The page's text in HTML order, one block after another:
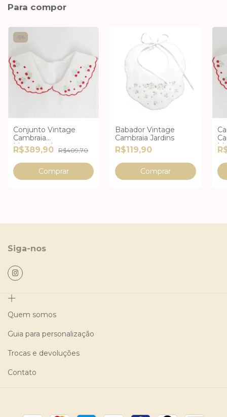
Para compor
-5%
Conjunto Vintage
Cambraia
Moranguinhos
R$389,90 R$409,70
Comprar
Babador Vintage
Cambraia Jardins
R$119,90
Comprar
Siga-nos
Quem somos
Guia para personalização
Trocas e devoluções
Contato